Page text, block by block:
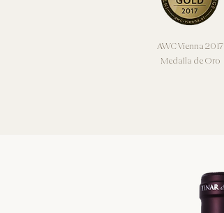
AWC Vienna 2017
Medalla de Oro